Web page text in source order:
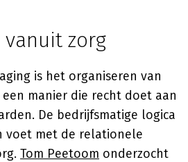
zorg
is het organiseren van
manier die recht doet aan
De bedrijfsmatige logica
voet met de relationele
Tom Peetoom onderzocht